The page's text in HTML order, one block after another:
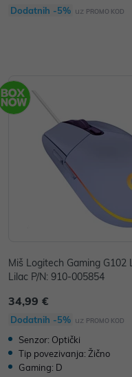
Dodatnih -5% uz PROMO KOD
Miš Logitech Gaming G102
Lilac P/N: 910-005854
34,99 €
Dodatnih -5% uz PROMO KOD
Senzor: Optički
Tip povezivanja: Žično
Gaming: D